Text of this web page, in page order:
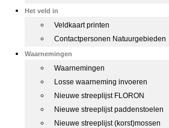
Het veld in
Veldkaart printen
Contactpersonen Natuurgebieden
Waarnemingen
Waarnemingen
Losse waarneming invoeren
Nieuwe streeplijst FLORON
Nieuwe streeplijst paddenstoelen
Nieuwe streeplijst (korst)mossen